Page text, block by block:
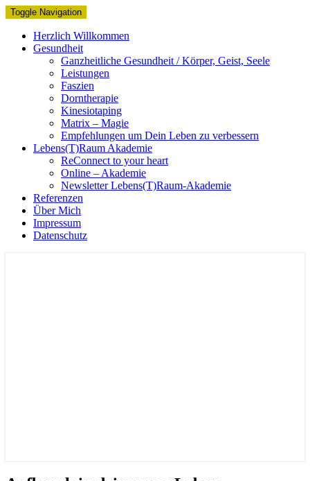
Toggle Navigation
Herzlich Willkommen
Gesundheit
Ganzheitliche Gesundheit / Körper, Geist, Seele
Leistungen
Faszien
Dorntherapie
Kinesiotaping
Matrix – Magie
Empfehlungen um Dein Leben zu verbessern
Lebens(T)Raum Akademie
ReConnect to your heart
Online – Akademie
Newsletter Lebens(T)Raum-Akademie
Referenzen
Über Mich
Impressum
Datenschutz